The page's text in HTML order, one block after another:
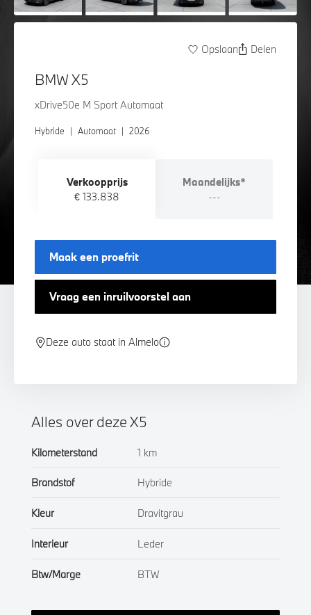
Opslaan Delen
BMW X5
xDrive50e M Sport Automaat
Hybride | Automaat | 2026
Verkoopprijs
€ 133.838
Maandelijks*
---
Maak een proefrit
Vraag een inruilvoorstel aan
Deze auto staat in Almelo
Alles over deze X5
Kilometerstand 1 km
Brandstof Hybride
Kleur Dravitgrau
Interieur Leder
Btw/Marge BTW